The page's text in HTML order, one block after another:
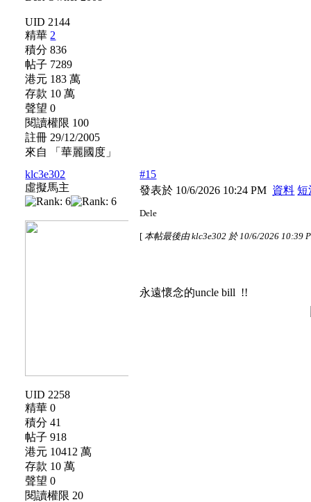
UID 2144
精華 2
積分 836
帖子 7289
港元 183 萬
存款 10 萬
聲望 0
閱讀權限 100
註冊 29/12/2005
來自 「華麗國度」
klc3e302
虛擬馬主
UID 2258
精華 0
積分 41
帖子 918
港元 10412 萬
存款 10 萬
聲望 0
閱讀權限 20
#15
發表於 10/6/2026 10:24 PM 資料 短
Dele
[ 本帖最後由 klc3e302 於 10/6/2026 10:39
永遠懷念的uncle bill !!